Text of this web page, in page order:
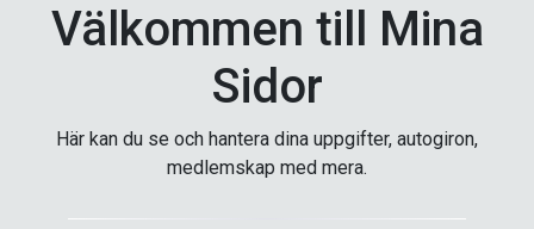
Välkommen till Mina
Sidor
Här kan du se och hantera dina uppgifter, autogiron,
medlemskap med mera.